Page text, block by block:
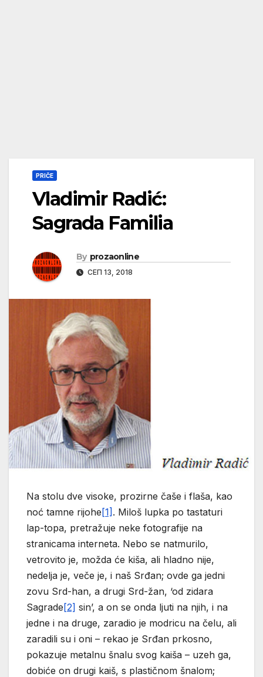
PRIČE
Vladimir Radić:
Sagrada Familia
By prozaonline
СЕП 13, 2018
Na stolu dve visoke, prozirne čaše i flaša, kao
noć tamne rijohe[1] . Miloš lupka po tastaturi
lap-topa, pretražuje neke fotografije na
stranicama interneta. Nebo se natmurilo,
vetrovito je, možda će kiša, ali hladno nije,
nedelja je, veče je, i naš Srđan; ovde ga jedni
zovu Srd-han, a drugi Srd-žan, ‘od zidara
Sagrade[2] sin’, a on se onda ljuti na njih, i na
jedne i na druge, zaradio je modricu na čelu, ali
zaradili su i oni – rekao je Srđan prkosno,
pokazuje metalnu šnalu svog kaiša – uzeh ga,
dobiće on drugi kaiš, s plastičnom šnalom;